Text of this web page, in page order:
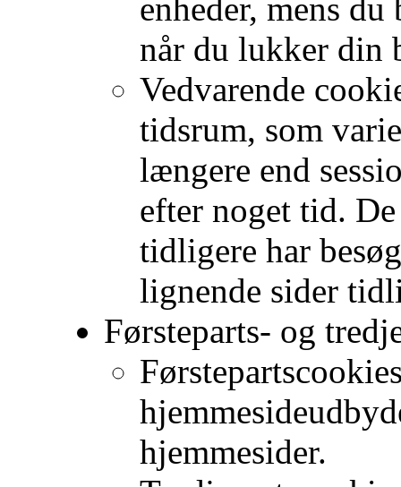
enheder, mens
når du lukker din
Vedvarende
tidsrum, som
længere end
efter noget tid.
tidligere har
lignende sider
Førsteparts- og
hjemmesider.